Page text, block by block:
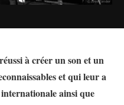
à créer un son et un
et qui leur a
ainsi que